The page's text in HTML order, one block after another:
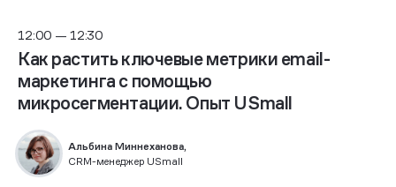
12:00 — 12:30
Как растить ключевые метрики email-
маркетинга с помощью
микросегментации. Опыт USmall
Альбина Миннеханова,
CRM-менеджер USmall